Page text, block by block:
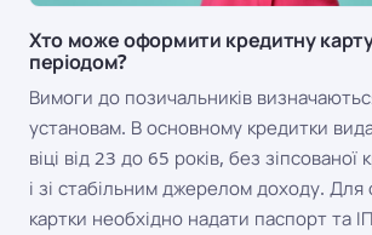
Хто може оформити кредитну карту
періодом?
Вимоги до позичальників
установам. В основному кредитки
віці від 23 до 65 років, без зіпсованої
і зі стабільним джерелом доходу.
картки необхідно надати паспорт та